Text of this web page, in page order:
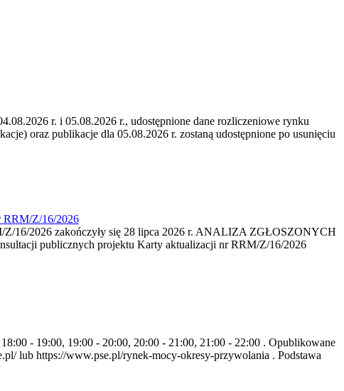
r. i 05.08.2026 r., udostępnione dane rozliczeniowe rynku
oraz publikacje dla 05.08.2026 r. zostaną udostępnione po usunięciu
RRM/Z/16/2026
16/2026 zakończyły się 28 lipca 2026 r. ANALIZA ZGŁOSZONYCH
publicznych projektu Karty aktualizacji nr RRM/Z/16/2026
- 19:00, 19:00 - 20:00, 20:00 - 21:00, 21:00 - 22:00 . Opublikowane
lub https://www.pse.pl/rynek-mocy-okresy-przywolania . Podstawa